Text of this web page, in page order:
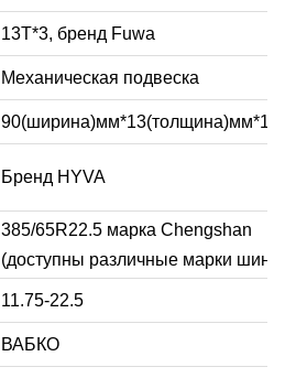
13T*3, бренд Fuwa
Механическая подвеска
Бренд HYVA
385/65R22.5 марка Chengshan
(доступны различные марки шин)
11.75-22.5
ВАБКО